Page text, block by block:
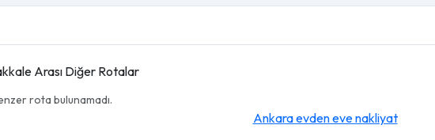
Arası Diğer Rotalar
rota bulunamadı.
Ankara evden eve nakliyat